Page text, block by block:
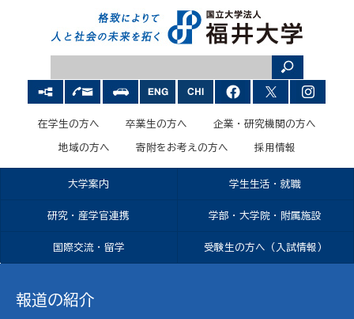
在学生の方へ 卒業生の方へ 企業・研究機関の方へ
地域の方へ 寄附をお考えの方へ 採用情報
大学案内 学生生活・就職
研究・産学官連携 学部・大学院・附属施設
国際交流・留学 受験生の方へ（入試情報）
報道の紹介